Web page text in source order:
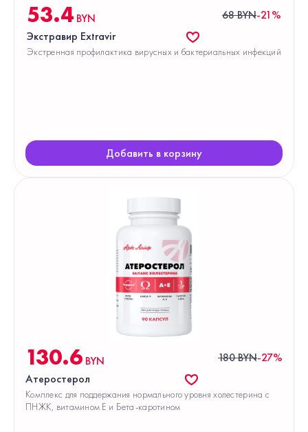
53.4 BYN 68 BYN-21%
Экстравир Extravir
Экстренная профилактика вирусных и бактериальных инфекций
Добавить в корзину
130.6 BYN 180 BYN-27%
Атеростерол
Комплекс для поддержания нормального уровня холестерина с
ПНЖК, витамином Е и Бета-каротином